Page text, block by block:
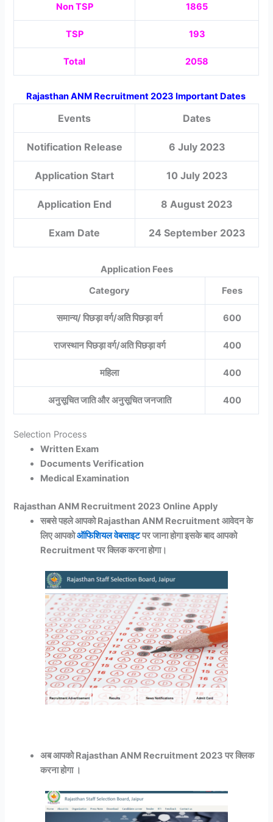
Non TSP 1865
TSP 193
Total 2058
Rajasthan ANM Recruitment 2023 Important Dates
Events Dates
Notification Release 6 July 2023
Application Start 10 July 2023
Application End 8 August 2023
Exam Date 24 September 2023
Application Fees
Category
Fees
समान्य/ पिछड़ा वर्ग/अति पिछड़ा वर्ग 600
राजस्थान पिछड़ा वर्ग/अति पिछड़ा वर्ग 400
महिला 400
अनुसूचित जाति और अनुसूचित जनजाति 400
Selection Process
Written Exam
Documents Verification
Medical Examination
Rajasthan ANM Recruitment 2023 Online Apply
सबसे पहले आपको Rajasthan ANM Recruitment आवेदन के
लिए आपकोऑफिशियल वेबसाइटपर जाना होगाइसके बाद आपको
Recruitment पर क्लिक करना होगा।
अब आपको Rajasthan ANM Recruitment 2023 पर क्लिक
करना होगा ।